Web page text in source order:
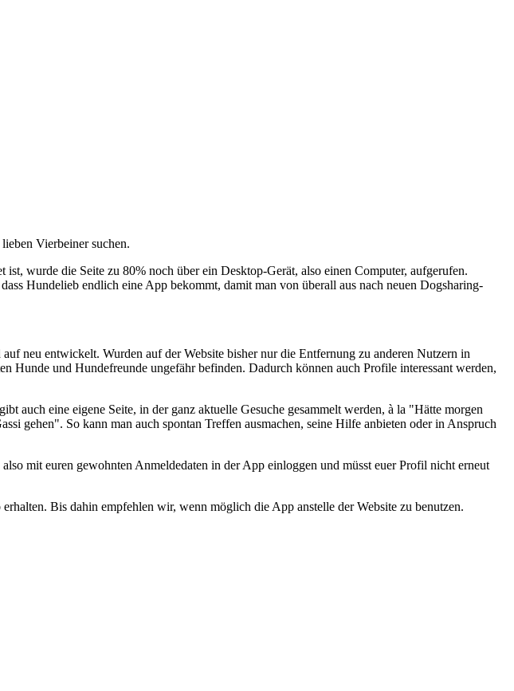
Vierbeiner suchen.
wurde die Seite zu 80% noch über ein Desktop-Gerät, also einen Computer, aufgerufen.
Hundelieb endlich eine App bekommt, damit man von überall aus nach neuen Dogsharing-
neu entwickelt. Wurden auf der Website bisher nur die Entfernung zu anderen Nutzern in
Hunde und Hundefreunde ungefähr befinden. Dadurch können auch Profile interessant werden,
auch eine eigene Seite, in der ganz aktuelle Gesuche gesammelt werden, à la "Hätte morgen
gehen". So kann man auch spontan Treffen ausmachen, seine Hilfe anbieten oder in Anspruch
mit euren gewohnten Anmeldedaten in der App einloggen und müsst euer Profil nicht erneut
Bis dahin empfehlen wir, wenn möglich die App anstelle der Website zu benutzen.